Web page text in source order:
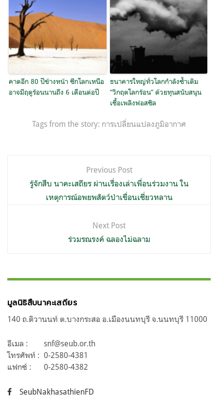
คาดอีก 80 ปีข้างหน้า ซีกโลกเหนือ
อาจมีฤดูร้อนนานถึง 6 เดือนต่อปี
ธนาคารใหญ่ทั่วโลกกำลังซ้ำเติม
“วิกฤตโลกร้อน” ด้วยทุนสนับสนุน
เชื้อเพลิงฟอสซิล
Tags from the story: การเปลี่ยนแปลงภูมิอากาศ
เรื่อง
Previous Post
รู้จักสืบ นาคะเสถียร ผ่านเรื่องเล่าเพื่อนร่วมงาน ใน
เหตุการณ์อพยพสัตว์ป่าเขื่อนเชี่ยวหลาน
Next Post
ร่วมรณรงค์ ฉลองไม่ฉลาม
มูลนิธิสืบนาคะเสถียร
140 ถ.ติวานนท์ ต.บางกระสอ อ.เมืองนนทบุรี จ.นนทบุรี 11000
อีเมล :
snf@seub.or.th
โทรศัพท์ : 0-2580-4381
แฟกซ์ :
0-2580-4382
SeubNakhasathienFD